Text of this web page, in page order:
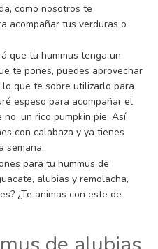
como nosotros te
acompañar tus verduras o
que tu hummus tenga un
te pones, puedes aprovechar
que te sobre utilizarlo para
espeso para acompañar el
un rico pumpkin pie. Así
con calabaza y ya tienes
semana.
para tu hummus de
alubias y remolacha,
¿Te animas con este de